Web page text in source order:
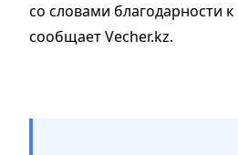
со словами благодарности к
сообщает Vecher.kz.